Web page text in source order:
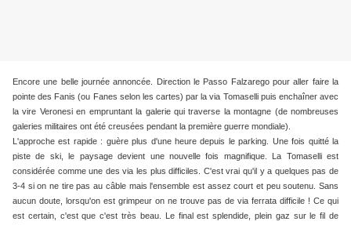
Encore une belle journée annoncée. Direction le Passo Falzarego pour aller faire la
pointe des Fanis (ou Fanes selon les cartes) par la via Tomaselli puis enchaîner avec
la vire Veronesi en empruntant la galerie qui traverse la montagne (de nombreuses
galeries militaires ont été creusées pendant la première guerre mondiale).
L'approche est rapide : guère plus d'une heure depuis le parking. Une fois quitté la
piste de ski, le paysage devient une nouvelle fois magnifique. La Tomaselli est
considérée comme une des via les plus difficiles. C'est vrai qu'il y a quelques pas de
3-4 si on ne tire pas au câble mais l'ensemble est assez court et peu soutenu. Sans
aucun doute, lorsqu'on est grimpeur on ne trouve pas de via ferrata difficile ! Ce qui
est certain, c'est que c'est très beau. Le final est splendide, plein gaz sur le fil de